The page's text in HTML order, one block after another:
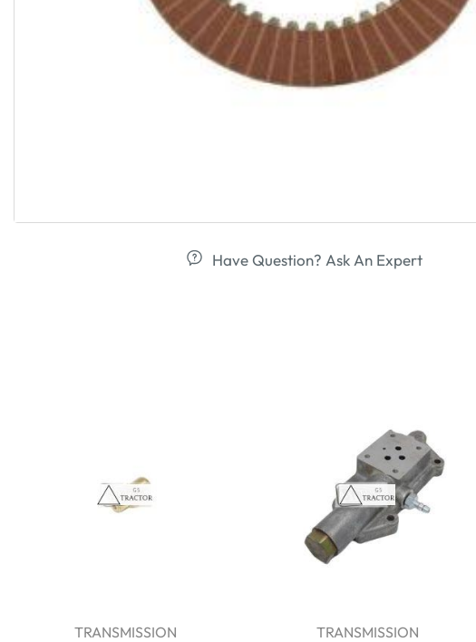
Have Question? Ask An Expert
TRANSMISSION
TRANSMISSION